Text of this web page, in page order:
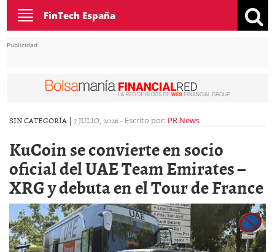
Toggle
navigation
FinTech España
Publicidad
SIN CATEGORÍA | 7 JULIO, 2026- Escrito por: PR News
KuCoin se convierte en socio
oficial del UAE Team Emirates –
XRG y debuta en el Tour de France